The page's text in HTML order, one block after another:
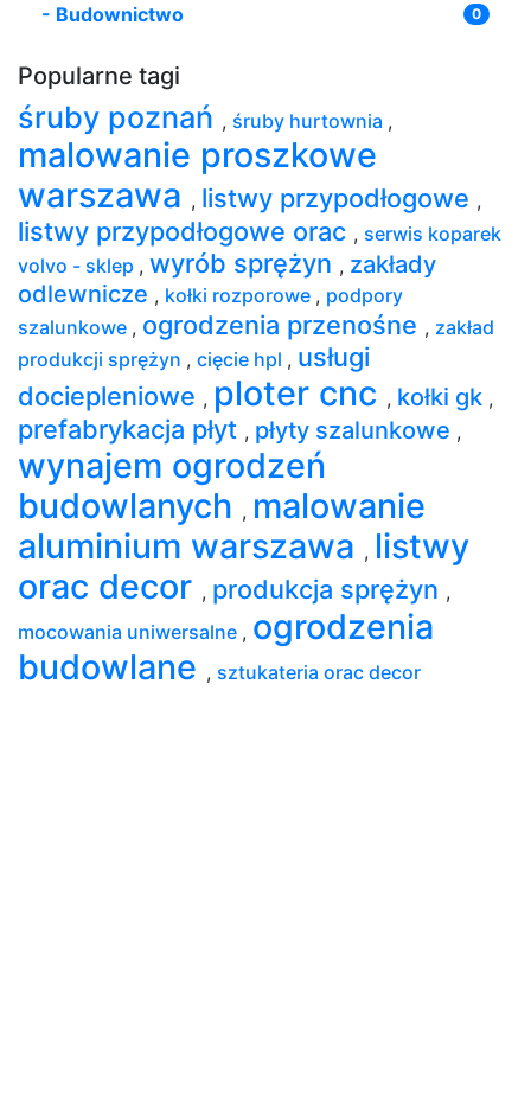
- Budownictwo 0
Popularne tagi
śruby poznań , śruby hurtownia ,
malowanie proszkowe
warszawa , listwy przypodłogowe ,
listwy przypodłogowe orac , serwis koparek
volvo - sklep , wyrób sprężyn , zakłady
odlewnicze , kołki rozporowe , podpory
szalunkowe , ogrodzenia przenośne , zakład
produkcji sprężyn , cięcie hpl , usługi
dociepleniowe , ploter cnc , kołki gk ,
prefabrykacja płyt , płyty szalunkowe ,
wynajem ogrodzeń
budowlanych , malowanie
aluminium warszawa , listwy
orac decor , produkcja sprężyn ,
mocowania uniwersalne , ogrodzenia
budowlane , sztukateria orac decor